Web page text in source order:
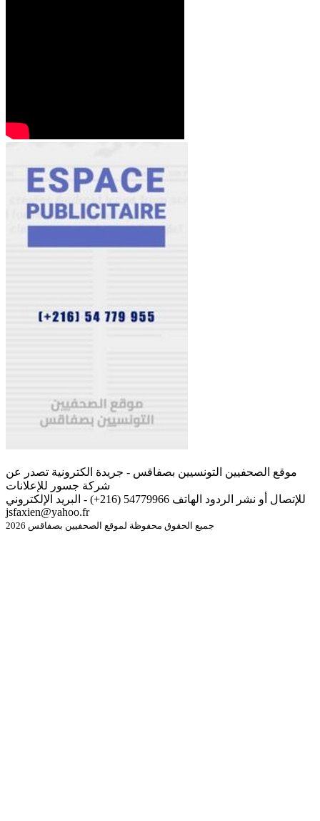
موقع الصحفيين التونسيين بصفاقس - جريدة الكترونية تصدر عن
شركة جسور للإعلانات
للإتصال أو نشر الردود الهاتف 54779966 (216+) - البريد الإلكتروني
jsfaxien@yahoo.fr
جميع الحقوق محفوظة لموقع الصحفيين بصفاقس 2026